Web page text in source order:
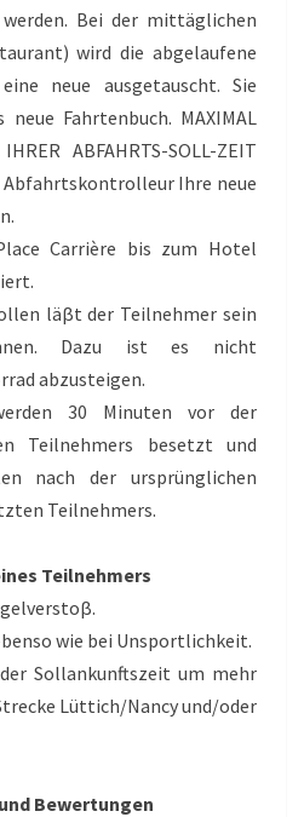
Bei der mittäglichen
wird die abgelaufene
neue ausgetauscht. Sie
Fahrtenbuch. MAXIMAL
ABFAHRTS-SOLL-ZEIT
Ihre neue
Carrière bis zum Hotel
läβt der Teilnehmer sein
Dazu ist es nicht
abzusteigen.
30 Minuten vor der
Teilnehmers besetzt und
nach der ursprünglichen
Teilnehmers.
Teilnehmers
wie bei Unsportlichkeit.
Sollankunftszeit um mehr
Lüttich/Nancy und/oder
Bewertungen